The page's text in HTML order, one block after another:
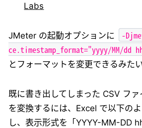
Labs
JMeter の起動オプションに
-
ce.timestamp_format="yyyy/MM/dd
とフォーマットを変更できるみたい
既に書き出してしまった CSV フ
を変換するには、Excel で以下の
し、表示形式を「YYYY-MM-DD